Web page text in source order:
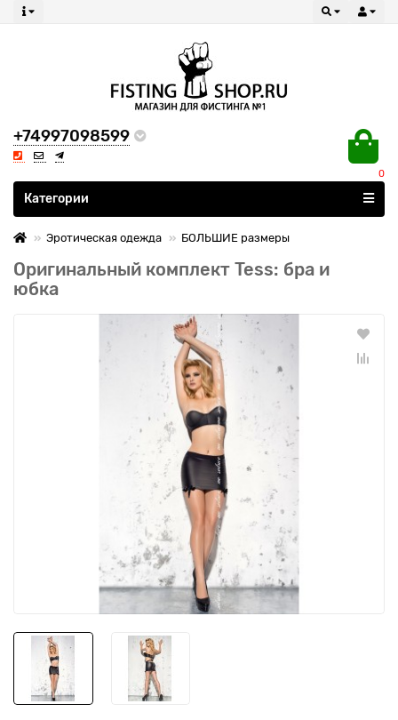
+74997098599
0
Все категории
Категории
Эротическая одежда БОЛЬШИЕ размеры
Оригинальный комплект Tess: бра и
юбка